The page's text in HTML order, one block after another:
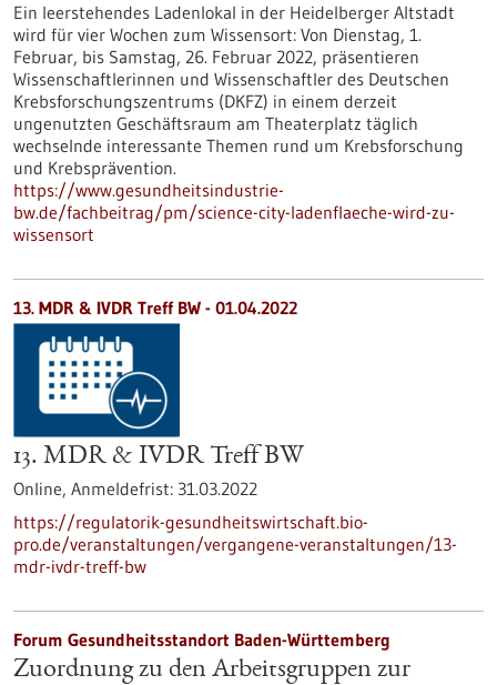
Ein leerstehendes Ladenlokal in der Heidelberger Altstadt
wird für vier Wochen zum Wissensort: Von Dienstag, 1.
Februar, bis Samstag, 26. Februar 2022, präsentieren
Wissenschaftlerinnen und Wissenschaftler des Deutschen
Krebsforschungszentrums (DKFZ) in einem derzeit
ungenutzten Geschäftsraum am Theaterplatz täglich
wechselnde interessante Themen rund um Krebsforschung
und Krebsprävention.
https://www.gesundheitsindustrie-
bw.de/fachbeitrag/pm/science-city-ladenflaeche-wird-zu-
wissensort
13. MDR & IVDR Treff BW - 01.04.2022
13. MDR & IVDR Treff BW
Online, Anmeldefrist: 31.03.2022
https://regulatorik-gesundheitswirtschaft.bio-
pro.de/veranstaltungen/vergangene-veranstaltungen/13-
mdr-ivdr-treff-bw
Forum Gesundheitsstandort Baden-Württemberg
Zuordnung zu den Arbeitsgruppen zur